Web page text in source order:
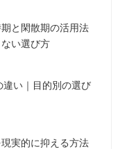
と閑散期の活用法
い選び方
い｜目的別の選び
実的に抑える方法